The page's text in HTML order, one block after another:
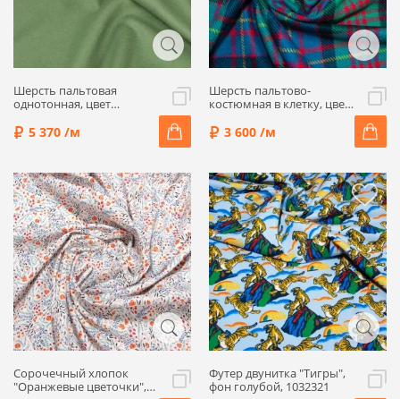
Шерсть пальтовая
однотонная, цвет
5 370 /м
Шерсть пальтово-
костюмная в клетку, цвет
3 600 /м
Сорочечный хлопок
"Оранжевые цветочки",
Футер двунитка "Тигры",
фон голубой, 1032321